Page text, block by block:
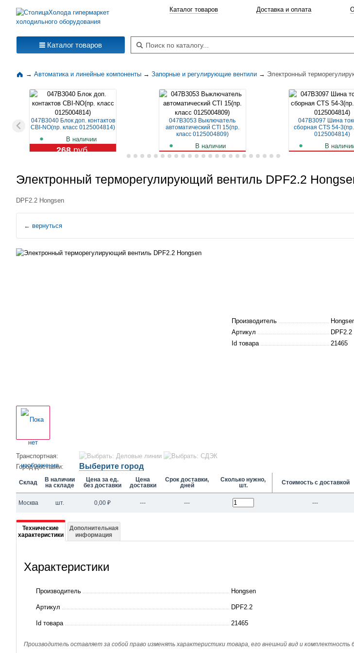
Каталог товаров Доставка и оплата
Поиск по каталогу
Каталог товаров
→ Автоматика и линейные компоненты → Запорные и регулирующие вентили → Электронный
047B3040 Блок доп. контактов
CBI-NO(пр. класс 0125004814)
В наличии
268руб.
047B3053 Выключатель
автоматический CTI 15(пр.
класс 0125004809)
В наличии
1 109 руб.
047B3097 Шина
сборная CTS 54-3(пр.
0125004814)
В
Электронный терморегулирующий вентиль DPF2.2
DPF2.2 Hongsen
← вернуться
Производитель
Артикул
DPF2.2
Id товара
21465
Транспортная:
Город доставки:
Выберите город
Склад
В наличии
на складе
Цена за ед.
без доставки
Цена
доставки
Срок доставки,
дней
Сколько нужно,
шт.
Стоимость с доставкой
Москва шт. 0,00 ₽ --- --- ---
Подробная
информация
Электронный
вентиль
DPF2.2
Hongsen
Технические
характеристики
Дополнительная
информация
Характеристики
Производитель Hongsen
Артикул DPF2.2
Id товара 21465
Производитель оставляет за собой право изменять характеристики товара, его внешний вид и комплектность